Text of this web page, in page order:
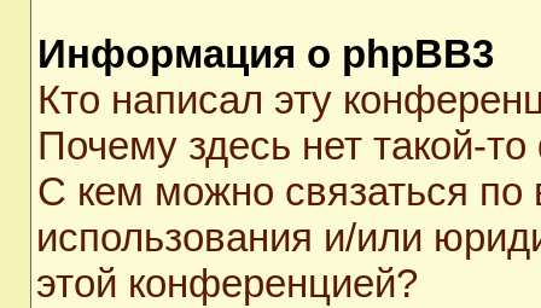
Информация о phpBB3
Кто написал эту
Почему здесь нет такой-
С кем можно связаться по
использования и/или
этой конференцией?